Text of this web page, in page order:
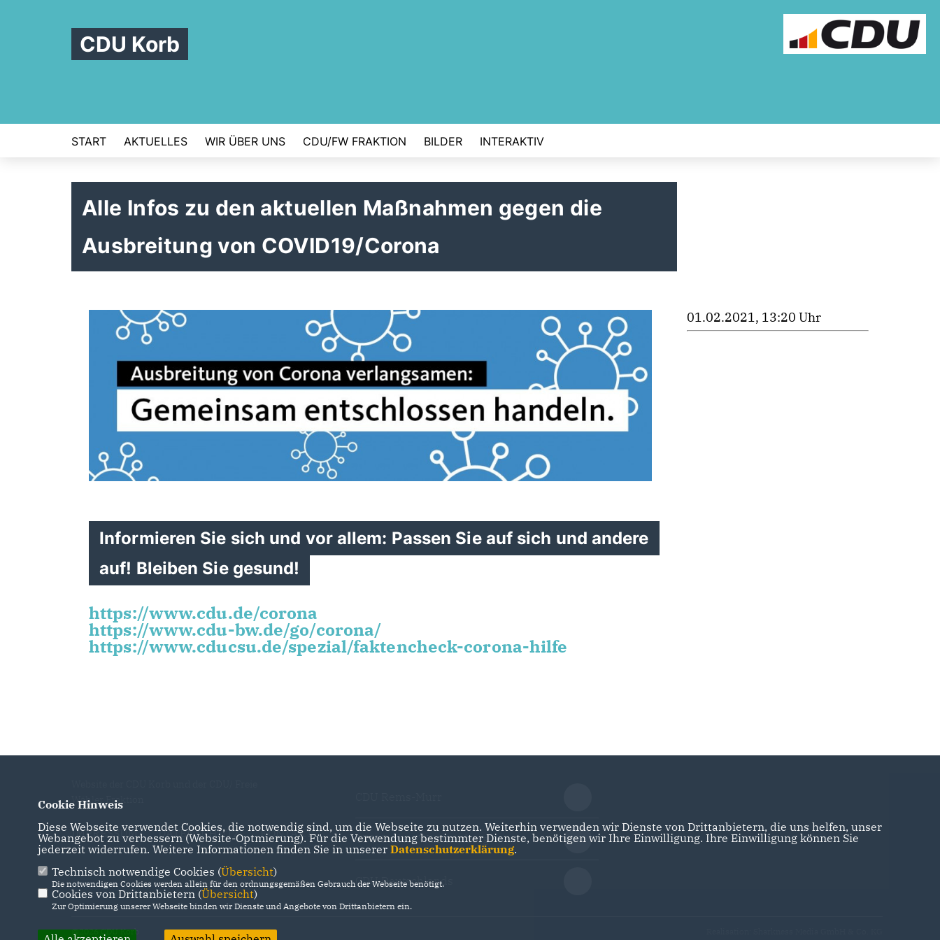
CDU Korb
START AKTUELLES WIR ÜBER UNS CDU/FW FRAKTION BILDER INTERAKTIV
Alle Infos zu den aktuellen Maßnahmen gegen die
Ausbreitung von COVID19/Corona
Informieren Sie sich und vor allem: Passen Sie auf sich und andere
auf! Bleiben Sie gesund!
https://www.cdu.de/corona
https://www.cdu-bw.de/go/corona/
https://www.cducsu.de/spezial/faktencheck-corona-hilfe
01.02.2021, 13:20 Uhr
Wähler Fraktion
IMPRESSUM DATENSCHUTZ KONTAKT CDU Baden-Württemberg
CDU Deutschlands
@2026 CDU Korb
Cookie Hinweis
Diese Webseite verwendet Cookies, die notwendig sind, um die Webseite zu nutzen. Weiterhin verwenden wir Dienste von Drittanbietern, die uns helfen, unser
Webangebot zu verbessern (Website-Optmierung). Für die Verwendung bestimmter Dienste, benötigen wir Ihre Einwilligung. Ihre Einwilligung können Sie
jederzeit widerrufen. Weitere Informationen finden Sie in unserer Datenschutzerklärung.
Technisch notwendige Cookies (Übersicht)
Die notwendigen Cookies werden allein für den ordnungsgemäßen Gebrauch der Webseite benötigt.
Cookies von Drittanbietern (Übersicht)
Zur Optimierung unserer Webseite binden wir Dienste und Angebote von Drittanbietern ein.